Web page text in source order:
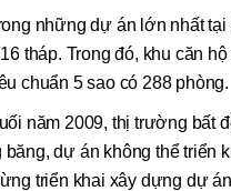
những dự án lớn nhất
tháp. Trong đó, khu căn
chuẩn 5 sao có 288 phòng.
năm 2009, thị trường bất
dự án không thể triển
triển khai xây dựng dự